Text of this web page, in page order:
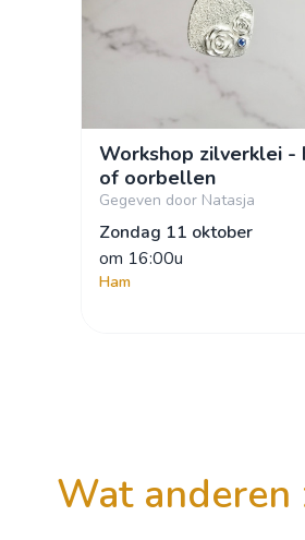
Workshop zilverklei -
of oorbellen
Gegeven door Natasja
Zondag 11 oktober
om 16:00u
Ham
wat